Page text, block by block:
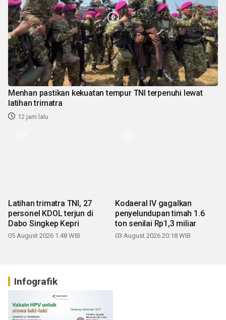
Menhan pastikan kekuatan tempur TNI terpenuhi lewat
latihan trimatra
12 jam lalu
Latihan trimatra TNI, 27
personel KDOL terjun di
Dabo Singkep Kepri
05 August 2026 1:48 WIB
Kodaeral IV gagalkan
penyelundupan timah 1.6
ton senilai Rp1,3 miliar
03 August 2026 20:18 WIB
Infografik